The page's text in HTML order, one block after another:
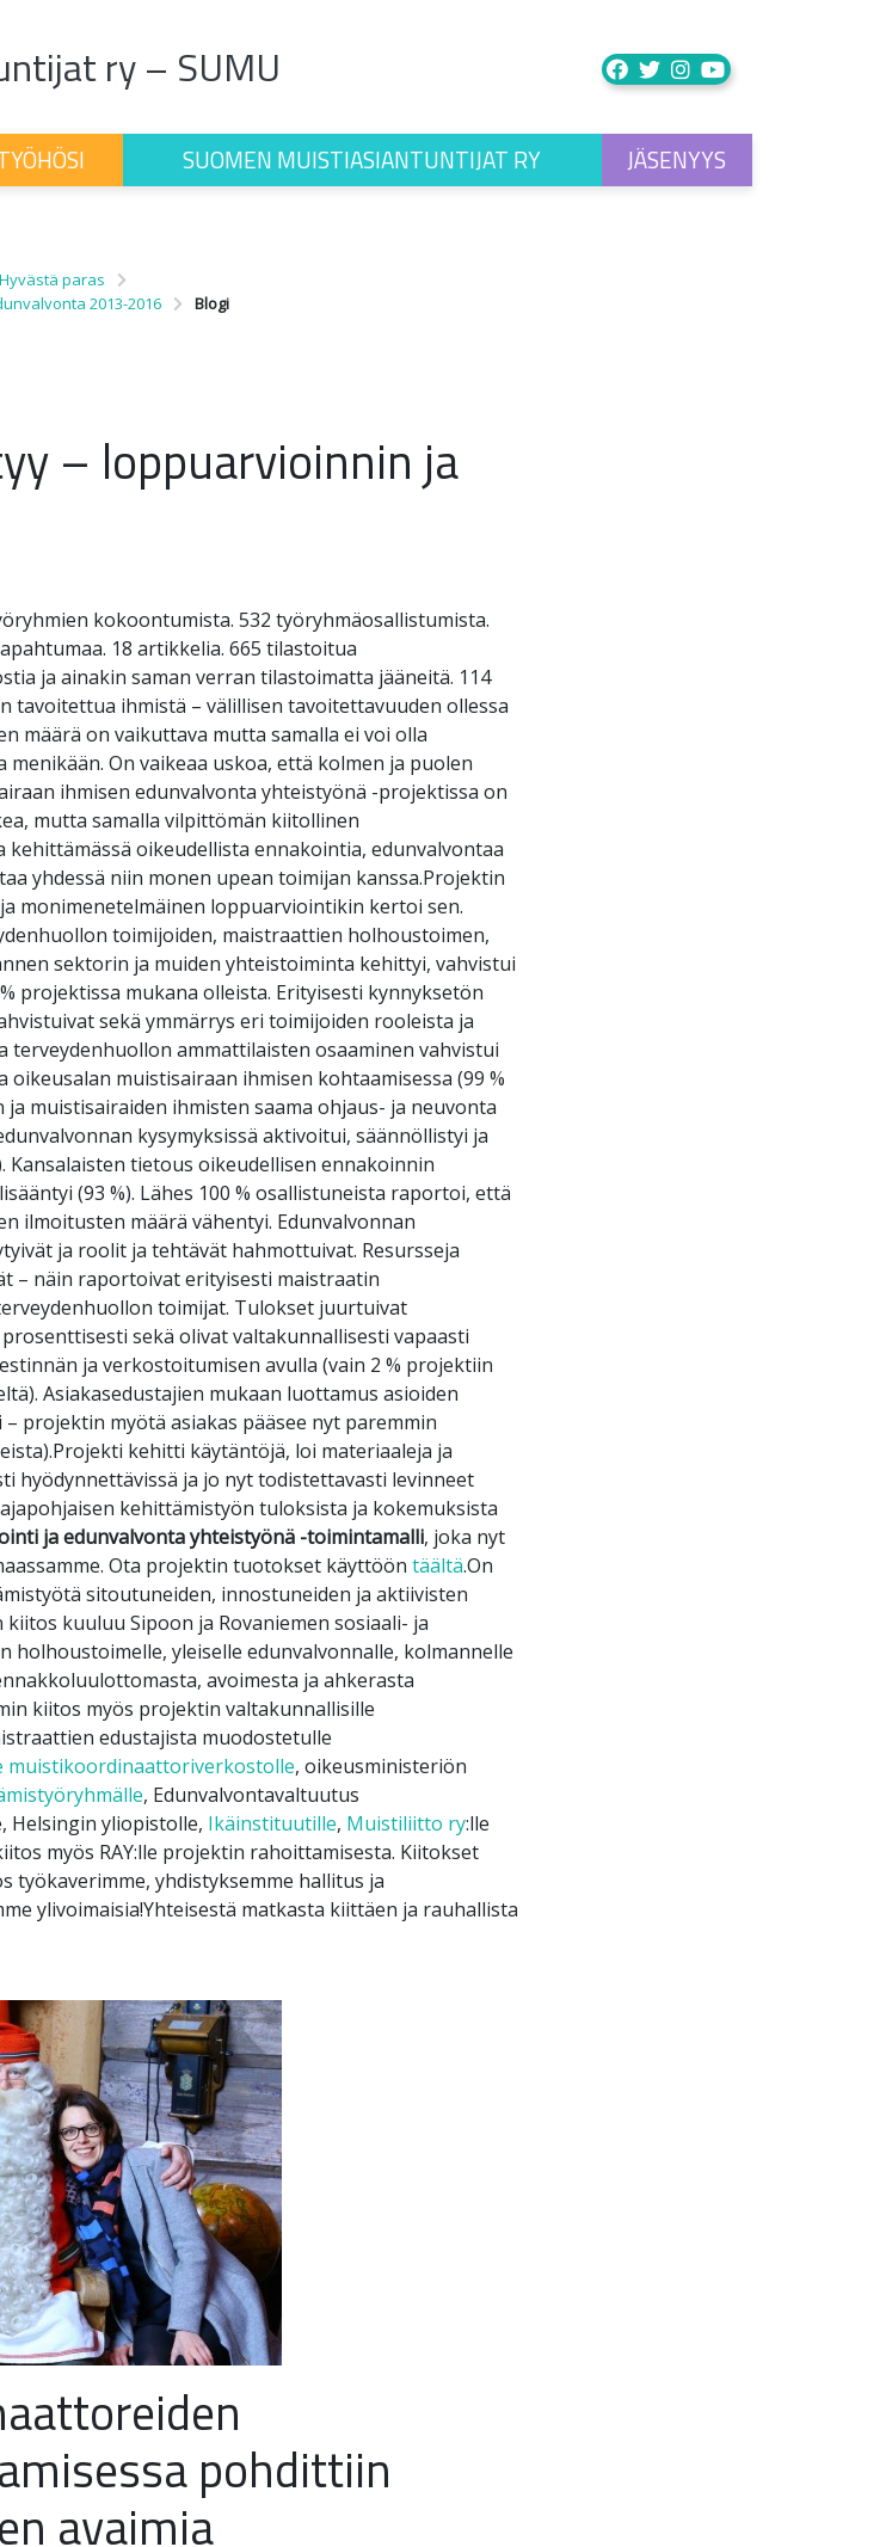
ry – SUMU
SUOMEN MUISTIASIANTUNTIJAT RY JÄSENYYS
Hyvästä paras
2013-2016
Blogi
– loppuarvioinnin ja
kokoontumista. 532 työryhmäosallistumista.
18 artikkelia. 665 tilastoitua
ja ainakin saman verran tilastoimatta jääneitä. 114
tavoitettua ihmistä – välillisen tavoitettavuuden ollessa
määrä on vaikuttava mutta samalla ei voi olla
On vaikeaa uskoa, että kolmen ja puolen
ihmisen edunvalvonta yhteistyönä -projektissa on
mutta samalla vilpittömän kiitollinen
kehittämässä oikeudellista ennakointia, edunvalvontaa
yhdessä niin monen upean toimijan kanssa.Projektin
monimenetelmäinen loppuarviointikin kertoi sen.
toimijoiden, maistraattien holhoustoimen,
sektorin ja muiden yhteistoiminta kehittyi, vahvistui
projektissa mukana olleista. Erityisesti kynnyksetön
sekä ymmärrys eri toimijoiden rooleista ja
terveydenhuollon ammattilaisten osaaminen vahvistui
oikeusalan muistisairaan ihmisen kohtaamisessa (99 %
muistisairaiden ihmisten saama ohjaus- ja neuvonta
kysymyksissä aktivoitui, säännöllistyi ja
Kansalaisten tietous oikeudellisen ennakoinnin
(93 %). Lähes 100 % osallistuneista raportoi, että
ilmoitusten määrä vähentyi. Edunvalvonnan
ja roolit ja tehtävät hahmottuivat. Resursseja
– näin raportoivat erityisesti maistraatin
toimijat. Tulokset juurtuivat
sekä olivat valtakunnallisesti vapaasti
ja verkostoitumisen avulla (vain 2 % projektiin
Asiakasedustajien mukaan luottamus asioiden
projektin myötä asiakas pääsee nyt paremmin
kehitti käytäntöjä, loi materiaaleja ja
hyödynnettävissä ja jo nyt todistettavasti levinneet
kehittämistyön tuloksista ja kokemuksista
ja edunvalvonta yhteistyönä -toimintamalli, joka nyt
Ota projektin tuotokset käyttöön täältä.On
sitoutuneiden, innostuneiden ja aktiivisten
kuuluu Sipoon ja Rovaniemen sosiaali- ja
holhoustoimelle, yleiselle edunvalvonnalle, kolmannelle
avoimesta ja ahkerasta
kiitos myös projektin valtakunnallisille
edustajista muodostetulle
muistikoordinaattoriverkostolle, oikeusministeriön
, Edunvalvontavaltuutus
Helsingin yliopistolle, Ikäinstituutille, Muistiliitto ry:lle
myös RAY:lle projektin rahoittamisesta. Kiitokset
työkaverimme, yhdistyksemme hallitus ja
ylivoimaisia!Yhteisestä matkasta kiittäen ja rauhallista
pohdittiin
avaimia